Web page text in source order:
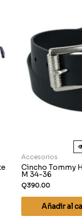
Accesorios
Cincho Tommy
M 34-36
Q390.00
Añadir al